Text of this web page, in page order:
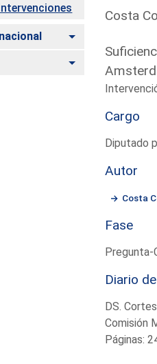
Alternar
Alternar
Costa
Cargo
Diputado
Autor
Costa
Fase
Pregunta-
Diario
DS.
Comisión
Páginas: